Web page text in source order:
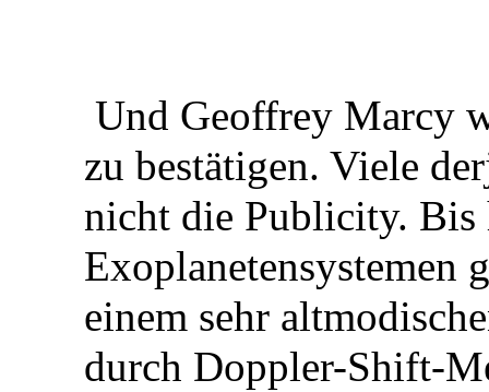
Und Geoffrey Marcy
zu bestätigen. Viele
nicht die Publicity. Bis
Exoplanetensystemen
einem sehr
durch Doppler-Shift-